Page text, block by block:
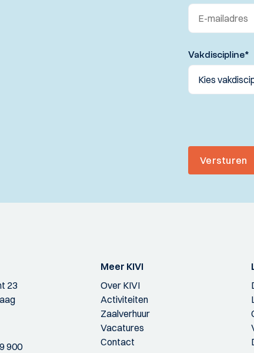
Vakdiscipline*
Versturen
23
900
Meer KIVI
Over KIVI
Activiteiten
Zaalverhuur
Vacatures
Contact